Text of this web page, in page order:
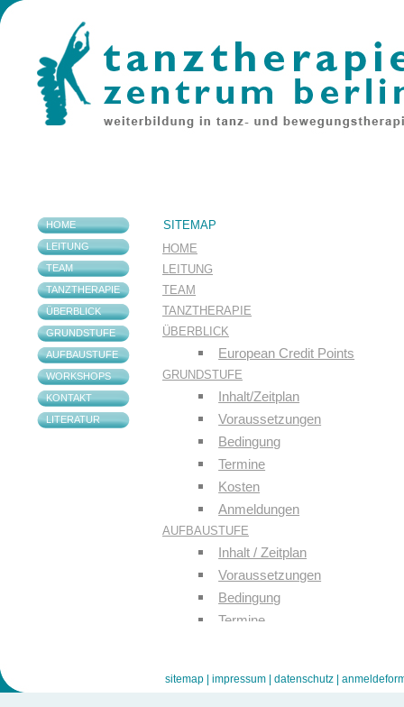
SITEMAP
HOME
LEITUNG
TEAM
TANZTHERAPIE
ÜBERBLICK
European Credit Points
GRUNDSTUFE
Inhalt/Zeitplan
Voraussetzungen
Bedingung
Termine
Kosten
Anmeldungen
AUFBAUSTUFE
Inhalt / Zeitplan
Voraussetzungen
Bedingung
Termine
WORKSHOPS
HOME
LEITUNG
TEAM
TANZTHERAPIE
ÜBERBLICK
GRUNDSTUFE
AUFBAUSTUFE
WORKSHOPS
KONTAKT
LITERATUR
sitemap | impressum | datenschutz |